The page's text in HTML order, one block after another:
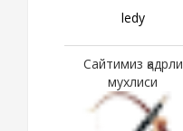
ledy
Сайтимиз қадрли
мухлиси